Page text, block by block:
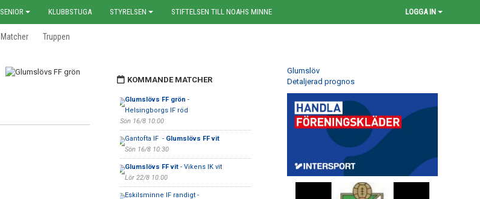
SENIOR KLUBBSTUGA STYRELSEN STIFTELSEN TILL NOAHS MINNE LOGGA IN
Matcher Truppen
KOMMANDE MATCHER
Glumslövs FF grön -
Helsingborgs IF röd
Sön 16/8 10:00
Gantofta IF - Glumslövs FF vit
Sön 16/8 10:30
Glumslövs FF vit- Vikens IK vit
Lör 22/8 10:00
Eskilsminne IF randigt -
Glumslöv
Detaljerad prognos